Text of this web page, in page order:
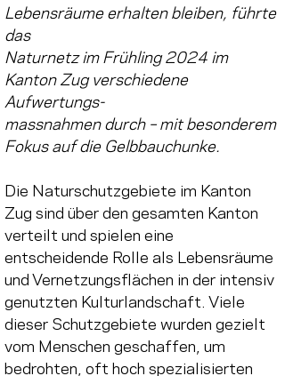
Lebensräume erhalten bleiben, führte
das
Naturnetz im Frühling 2024 im
Kanton Zug verschiedene
Aufwertungs-
massnahmen durch – mit besonderem
Fokus auf die Gelbbauchunke.
Die Naturschutzgebiete im Kanton
Zug sind über den gesamten Kanton
verteilt und spielen eine
entscheidende Rolle als Lebensräume
und Vernetzungsflächen in der intensiv
genutzten Kulturlandschaft. Viele
dieser Schutzgebiete wurden gezielt
vom Menschen geschaffen, um
bedrohten, oft hoch spezialisierten